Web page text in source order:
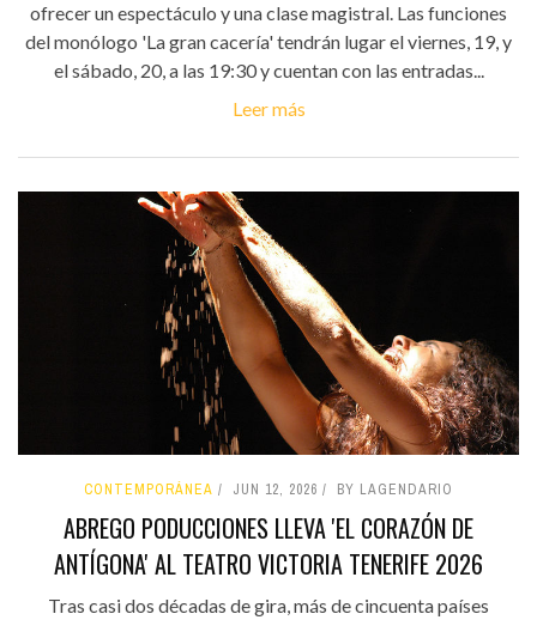
ofrecer un espectáculo y una clase magistral. Las funciones
del monólogo 'La gran cacería' tendrán lugar el viernes, 19, y
el sábado, 20, a las 19:30 y cuentan con las entradas...
Leer más
CONTEMPORÁNEA JUN 12, 2026 BY LAGENDARIO
ABREGO PODUCCIONES LLEVA 'EL CORAZÓN DE
ANTÍGONA' AL TEATRO VICTORIA TENERIFE 2026
Tras casi dos décadas de gira, más de cincuenta países